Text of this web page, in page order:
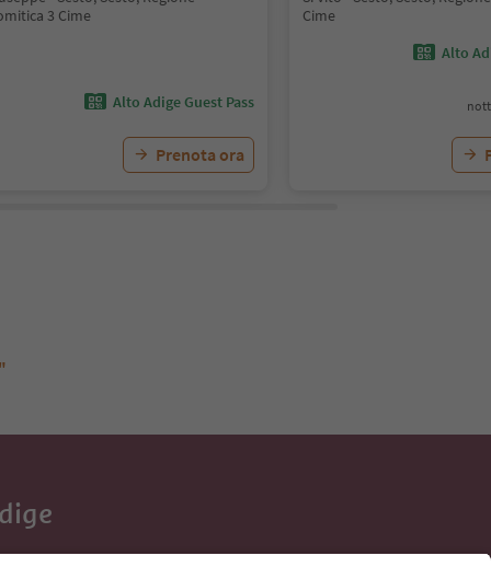
3 Cime
Alto Adige Guest Pass
Prenota ora
Cime
Alto